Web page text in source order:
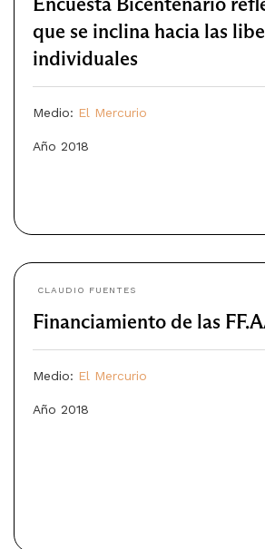
que se inclina hacia las
individuales
Medio: El Mercurio
Año 2018
CLAUDIO FUENTES
Financiamiento de las
Medio: El Mercurio
Año 2018